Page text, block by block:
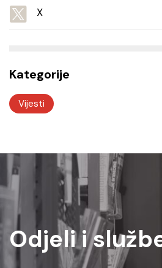
X
Kategorije
Vijesti
Odjeli i